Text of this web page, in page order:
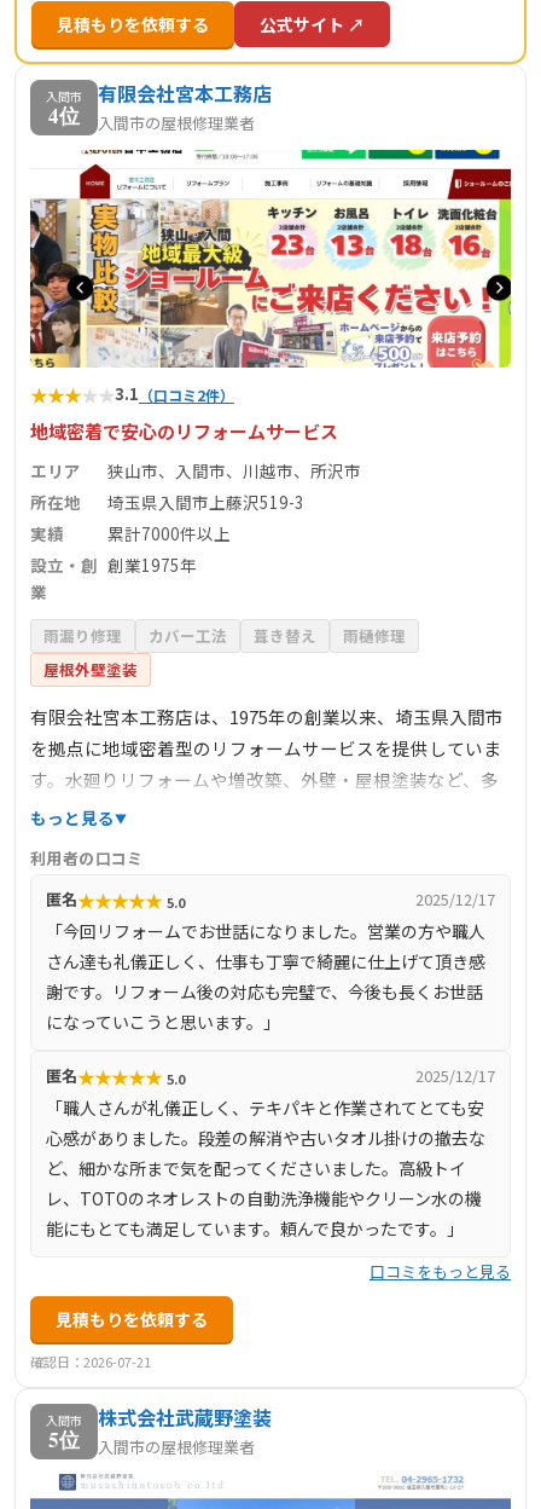
見積もりを依頼する 公式サイト ↗
入間市
4位
有限会社宮本工務店
入間市の屋根修理業者
★★★★★3.1 （口コミ2件）
地域密着で安心のリフォームサービス
エリア
狭山市、入間市、川越市、所沢市
所在地
埼玉県入間市上藤沢519-3
実績
累計7000件以上
設立・創
業
創業1975年
雨漏り修理 カバー工法 葺き替え
雨樋修理
屋根外壁塗装
有限会社宮本工務店は、1975年の創業以来、埼玉県入間市
を拠点に地域密着型のリフォームサービスを提供していま
す。水廻りリフォームや増改築、外壁・屋根塗装など、多
岐にわたる施工を手掛け、累計7000件以上の実績を誇りま
を見て触れて体感できる環境を整え、お客様に最適なリフ
ォームプランを提案しています。自社施工体制により、高
品質な施工と迅速な対応を実現し、地元の皆様から高い信
頼を得ています。
もっと見る
利用者の口コミ
匿名★★★★★ 5.0 2025/12/17
「今回リフォームでお世話になりました。営業の方や職人
さん達も礼儀正しく、仕事も丁寧で綺麗に仕上げて頂き感
謝です。リフォーム後の対応も完璧で、今後も長くお世話
になっていこうと思います。」
匿名★★★★★ 5.0 2025/12/17
「職人さんが礼儀正しく、テキパキと作業されてとても安
心感がありました。段差の解消や古いタオル掛けの撤去な
ど、細かな所まで気を配ってくださいました。高級トイ
レ、TOTOのネオレストの自動洗浄機能やクリーン水の機
能にもとても満足しています。頼んで良かったです。」
口コミをもっと見る
見積もりを依頼する
確認日：2026-07-21
入間市
5位
株式会社武蔵野塗装
入間市の屋根修理業者